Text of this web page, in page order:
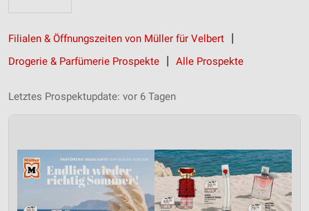
Filialen & Öffnungszeiten von Müller für Velbert
Drogerie & Parfümerie Prospekte
Alle Prospekte
Letztes Prospektupdate: vor 6 Tagen